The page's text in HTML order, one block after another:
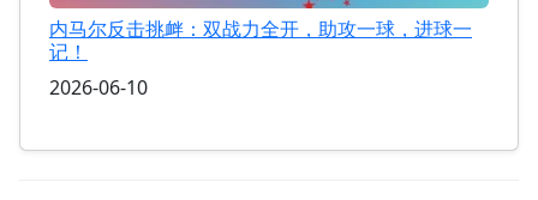
内马尔反击挑衅：双战力全开，助攻一球，进球一
记！
2026-06-10